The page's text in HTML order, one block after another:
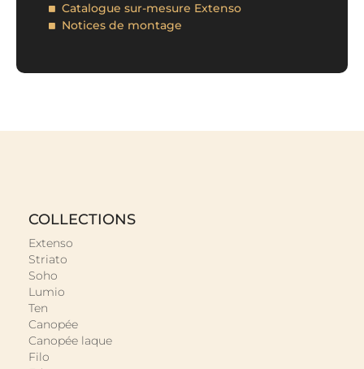
Catalogue sur-mesure Extenso
Notices de montage
COLLECTIONS
Extenso
Striato
Soho
Lumio
Ten
Canopée
Canopée laque
Filo